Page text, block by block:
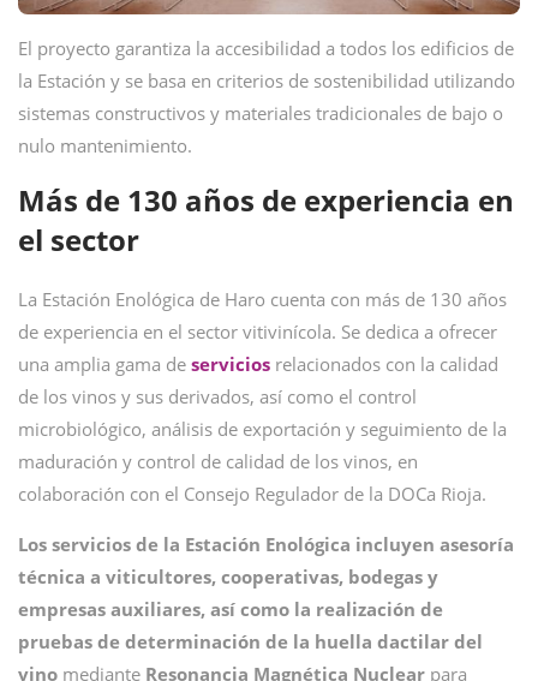
El proyecto garantiza la accesibilidad a todos los edificios de
la Estación y se basa en criterios de sostenibilidad utilizando
sistemas constructivos y materiales tradicionales de bajo o
nulo mantenimiento.
Más de 130 años de experiencia en
el sector
La Estación Enológica de Haro cuenta con más de 130 años
de experiencia en el sector vitivinícola. Se dedica a ofrecer
una amplia gama de servicios relacionados con la calidad
de los vinos y sus derivados, así como el control
microbiológico, análisis de exportación y seguimiento de la
maduración y control de calidad de los vinos, en
colaboración con el Consejo Regulador de la DOCa Rioja.
Los servicios de la Estación Enológica incluyen asesoría
técnica a viticultores, cooperativas, bodegas y
empresas auxiliares, así como la realización de
pruebas de determinación de la huella dactilar del
vino mediante Resonancia Magnética Nuclear para